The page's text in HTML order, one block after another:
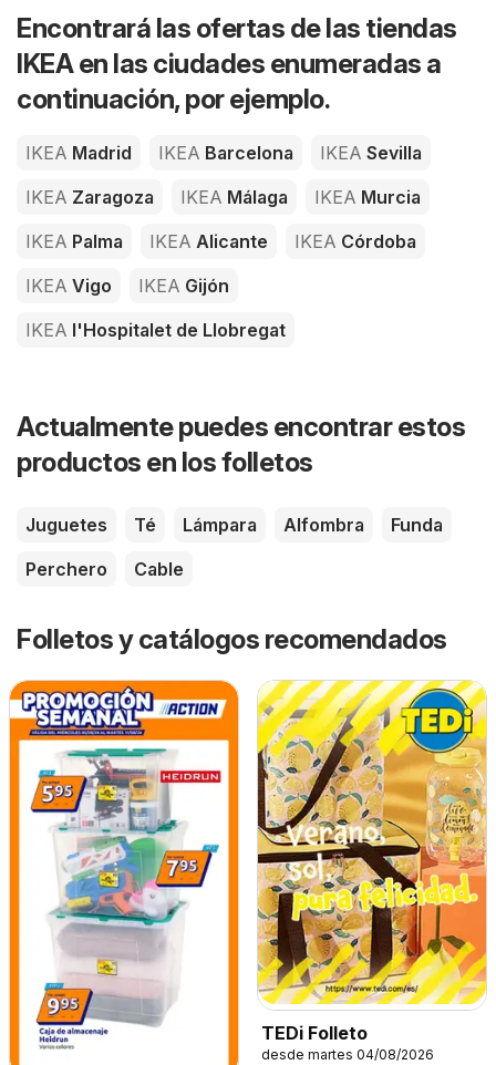
Encontrará las ofertas de las tiendas
IKEA en las ciudades enumeradas a
continuación, por ejemplo.
IKEA Madrid IKEA Barcelona IKEA Sevilla
IKEA Zaragoza IKEA Málaga IKEA Murcia
IKEA Palma IKEA Alicante IKEA Córdoba
IKEA Vigo IKEA Gijón
IKEA l'Hospitalet de Llobregat
Actualmente puedes encontrar estos
productos en los folletos
Juguetes Té Lámpara Alfombra
Funda
Perchero
Cable
Folletos y catálogos recomendados
TEDi Folleto
desde martes 04/08/2026